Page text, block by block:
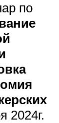
по
2024г.